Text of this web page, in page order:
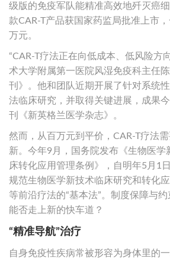
级版的免疫军队能精准高效地歼灭癌
款CAR-T产品获国家药监局批准上市
万元。
“CAR-T疗法正在向低成本、低风险方
术大学附属第一医院风湿免疫科主任
刊》。他和团队近期开展了针对系统
法临床研究，并取得关键进展，成果
刊《新英格兰医学杂志》。
然而，从百万元到平价，CAR-T疗法
新。今年9月，国务院发布《生物医学
床转化应用管理条例》，自明年5月1
规范生物医学新技术临床研究和转化
等前沿疗法的“基本法”。制度保障与
能否走上新的快车道？
“精准导航”治疗
自身免疫性疾病常被形容为身体里的一